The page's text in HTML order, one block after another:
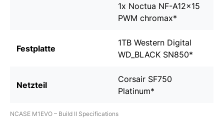
1x Noctua NF-A12x15
PWM chromax*
Festplatte
1TB Western Digital
WD_BLACK SN850*
Netzteil
Corsair SF750
Platinum*
NCASE M1EVO – Build II Specifications